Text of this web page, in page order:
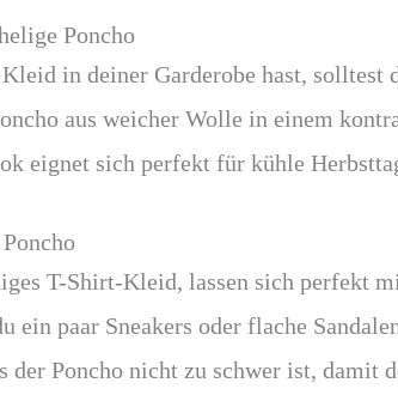
Poncho
in deiner Garderobe hast, solltest
aus weicher Wolle in einem
eignet sich perfekt für kühle
T-Shirt-Kleid, lassen sich perfekt
ein paar Sneakers oder flache
der Poncho nicht zu schwer ist,